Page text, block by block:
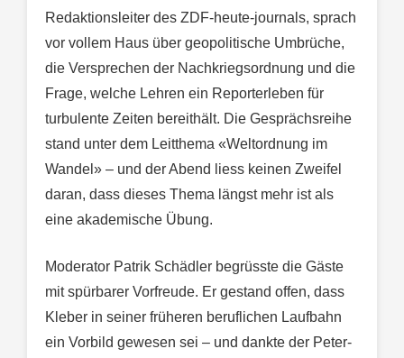
Redaktionsleiter des ZDF-heute-journals, sprach
vor vollem Haus über geopolitische Umbrüche,
die Versprechen der Nachkriegsordnung und die
Frage, welche Lehren ein Reporterleben für
turbulente Zeiten bereithält. Die Gesprächsreihe
stand unter dem Leitthema «Weltordnung im
Wandel» – und der Abend liess keinen Zweifel
daran, dass dieses Thema längst mehr ist als
eine akademische Übung.
Moderator Patrik Schädler begrüsste die Gäste
mit spürbarer Vorfreude. Er gestand offen, dass
Kleber in seiner früheren beruflichen Laufbahn
ein Vorbild gewesen sei – und dankte der Peter-